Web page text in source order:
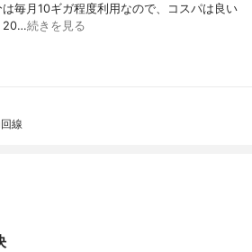
毎月10ギガ程度利用なので、コスパは良い
20…続きを見る
線